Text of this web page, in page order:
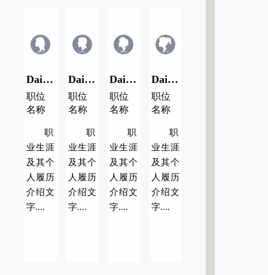
Dai Name/代用名04
职位
名称
职
业生涯
及其个
人履历
介绍文
字....
Dai Name/代用名03
职位
名称
职
业生涯
及其个
人履历
介绍文
字....
Dai Name/代用名02
职位
名称
职
业生涯
及其个
人履历
介绍文
字....
Dai Name/代用名01
职位
名称
职
业生涯
及其个
人履历
介绍文
字....